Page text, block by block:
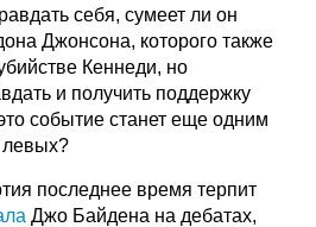
себя, сумеет ли он
Джонсона, которого также
Кеннеди, но
и получить поддержку
событие станет еще одним
левых?
последнее время терпит
Джо Байдена на дебатах,